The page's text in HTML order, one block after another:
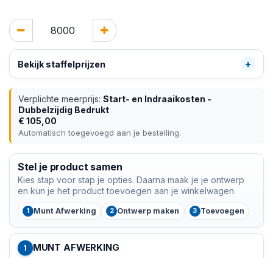
Bekijk staffelprijzen
Verplichte meerprijs: Start- en Indraaikosten -
Dubbelzijdig Bedrukt
€ 105,00
Automatisch toegevoegd aan je bestelling.
Stel je product samen
Kies stap voor stap je opties. Daarna maak je je ontwerp
en kun je het product toevoegen aan je winkelwagen.
Munt Afwerking Ontwerp maken Toevoegen
MUNT AFWERKING